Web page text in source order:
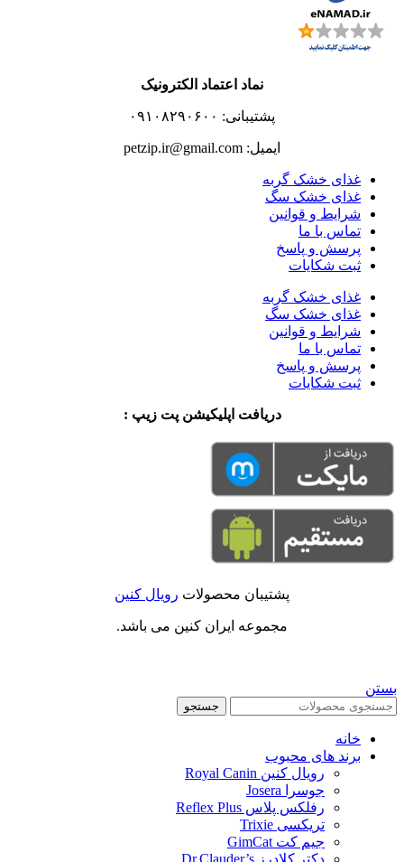
نماد اعتماد الکترونیک
پشتیبانی: ۰۹۱۰۸۲۹۰۶۰۰
ایمیل: petzip.ir@gmail.com
غذای خشک گربه
غذای خشک سگ
شرایط و قوانین
تماس با ما
پرسش و پاسخ
ثبت شکایات
غذای خشک گربه
غذای خشک سگ
شرایط و قوانین
تماس با ما
پرسش و پاسخ
ثبت شکایات
دریافت اپلیکیشن پت زیپ :
پشتیبان محصولات رویال کنین
مجموعه ایران کنین می باشد.
بستن
جستجو
خانه
برند های محبوب
رویال کنین Royal Canin
جوسرا Josera
رفلکس پلاس Reflex Plus
تریکسی Trixie
جیم کت GimCat